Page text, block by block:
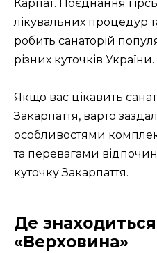
Карпат. Поєднання
лікувальних процедур
робить санаторій
різних куточків України.
Якщо вас цікавить
Закарпаття, варто
особливостями
та перевагами
куточку Закарпаття.
Де знаходиться
«Верховина»